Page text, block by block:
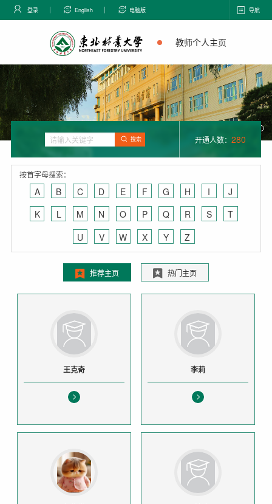
登录 English 电脑版 导航
教师个人主页
搜索 开通人数： 280
按首字母搜索：
A B C D E F G H I
J
K
L M N O P Q R S
T
U
V W X Y Z
推荐主页 热门主页
王克奇 李莉